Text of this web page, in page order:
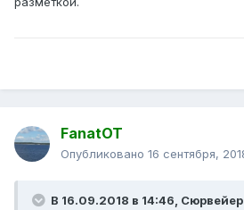
FanatOT
Опубликовано 16 сентября,
В 16.09.2018 в 14:46, Сюрвейер